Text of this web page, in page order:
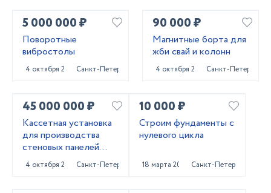
5 000 000 ₽
Поворотные
вибростолы
4 октября 2024Санкт-Петербург
90 000 ₽
Магнитные борта для
жби свай и колонн
4 октября 2024Санкт-Петербург
45 000 000 ₽
Кассетная установка
для производства
стеновых панелей
ЖБИ
4 октября 2024Санкт-Петербург
10 000 ₽
Строим фундаменты с
нулевого цикла
18 марта 2024 Санкт-Петербург